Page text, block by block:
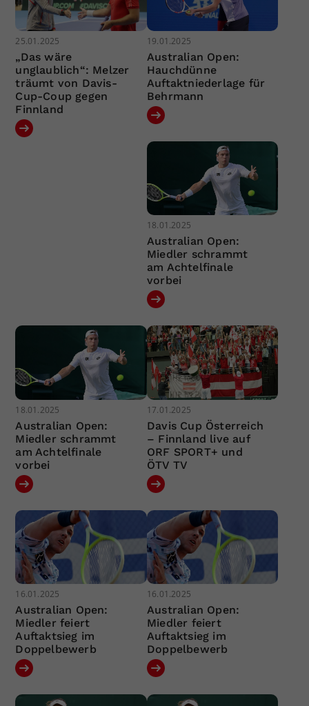
25.01.2025
„Das wäre
unglaublich“: Melzer
träumt von Davis-
Cup-Coup gegen
Finnland
19.01.2025
Australian Open:
Hauchdünne
Auftaktniederlage für
Behrmann
18.01.2025
Australian Open:
Miedler schrammt
am Achtelfinale
vorbei
18.01.2025
Australian Open:
Miedler schrammt
am Achtelfinale
vorbei
17.01.2025
Davis Cup Österreich
– Finnland live auf
ORF SPORT+ und
ÖTV TV
16.01.2025
Australian Open:
Miedler feiert
Auftaktsieg im
Doppelbewerb
16.01.2025
Australian Open:
Miedler feiert
Auftaktsieg im
Doppelbewerb